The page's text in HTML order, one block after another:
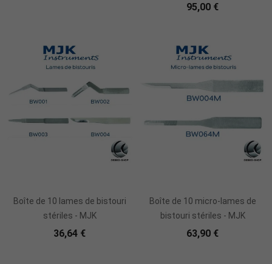
95,00 €
Boîte de 10 lames de bistouri
stériles - MJK
36,64 €
Boîte de 10 micro-lames de
bistouri stériles - MJK
63,90 €